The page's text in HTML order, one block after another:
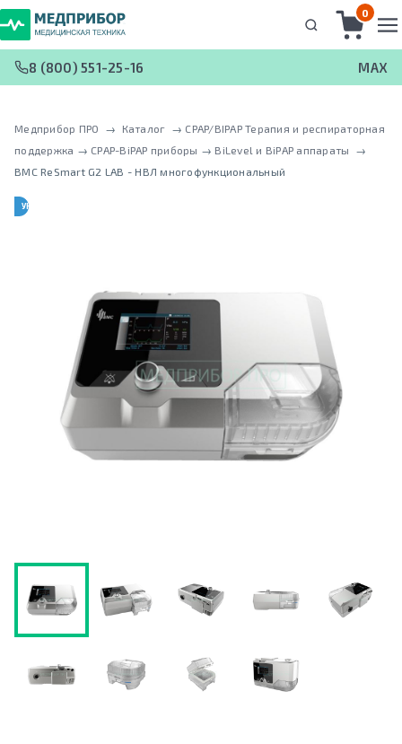
0
8 (800) 551-25-16 MAX
Медприбор ПРО → Каталог → CPAP/BIPAP Терапия и респираторная
поддержка → CPAP-BiPAP приборы → BiLevel и BiPAP аппараты
→
BMC ReSmart G2 LAB - НВЛ многофункциональный
УНИВЕРСАЛЬНЫЙ